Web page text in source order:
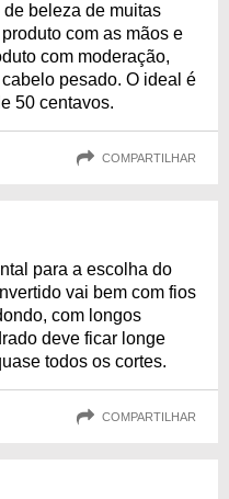
beleza de muitas
com as mãos e
com moderação,
pesado. O ideal é
50 centavos.
COMPARTILHAR
para a escolha do
vai bem com fios
com longos
deve ficar longe
todos os cortes.
COMPARTILHAR